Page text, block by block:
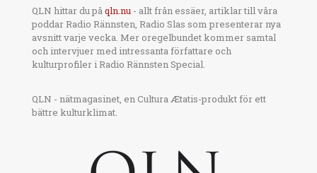
QLN hittar du påqln.nu - allt från essäer, artiklar till våra
poddar Radio Rännsten, Radio Slas som presenterar nya
avsnitt varje vecka. Mer oregelbundet kommer samtal
och intervjuer med intressanta författare och
kulturprofiler i Radio Rännsten Special.
QLN - nätmagasinet, en Cultura Ætatis-produkt för ett
bättre kulturklimat.